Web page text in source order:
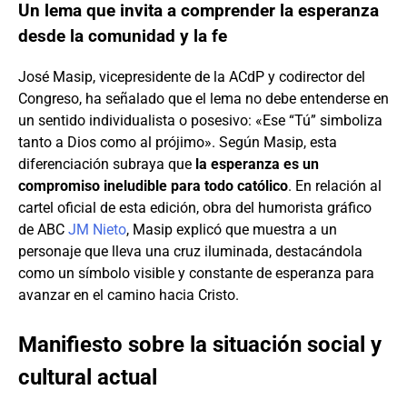
Un lema que invita a comprender la esperanza
desde la comunidad y la fe
José Masip, vicepresidente de la ACdP y codirector del
Congreso, ha señalado que el lema no debe entenderse en
un sentido individualista o posesivo: «Ese “Tú” simboliza
tanto a Dios como al prójimo». Según Masip, esta
diferenciación subraya que la esperanza es un
compromiso ineludible para todo católico. En relación al
cartel oficial de esta edición, obra del humorista gráfico
de ABC JM Nieto, Masip explicó que muestra a un
personaje que lleva una cruz iluminada, destacándola
como un símbolo visible y constante de esperanza para
avanzar en el camino hacia Cristo.
Manifiesto sobre la situación social y
cultural actual